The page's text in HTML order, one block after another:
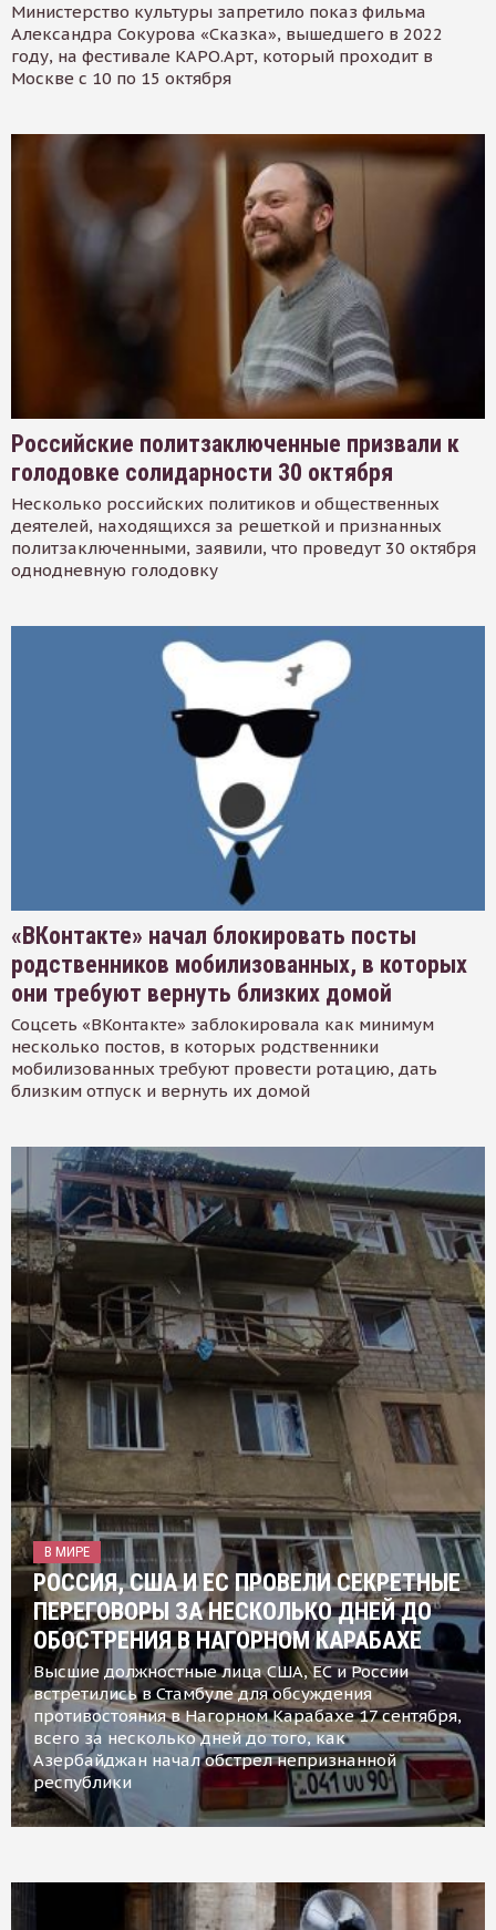
Министерство культуры запретило показ фильма
Александра Сокурова «Сказка», вышедшего в 2022
году, на фестивале КАРО.Арт, который проходит в
Москве с 10 по 15 октября
Российские политзаключенные призвали к
голодовке солидарности 30 октября
Несколько российских политиков и общественных
деятелей, находящихся за решеткой и признанных
политзаключенными, заявили, что проведут 30 октября
однодневную голодовку
«ВКонтакте» начал блокировать посты
родственников мобилизованных, в которых
они требуют вернуть близких домой
Соцсеть «ВКонтакте» заблокировала как минимум
несколько постов, в которых родственники
мобилизованных требуют провести ротацию, дать
близким отпуск и вернуть их домой
В МИРЕ
РОССИЯ, США И ЕС ПРОВЕЛИ СЕКРЕТНЫЕ
ПЕРЕГОВОРЫ ЗА НЕСКОЛЬКО ДНЕЙ ДО
ОБОСТРЕНИЯ В НАГОРНОМ КАРАБАХЕ
Высшие должностные лица США, ЕС и России
встретились в Стамбуле для обсуждения
противостояния в Нагорном Карабахе 17 сентября,
всего за несколько дней до того, как
Азербайджан начал обстрел непризнанной
республики